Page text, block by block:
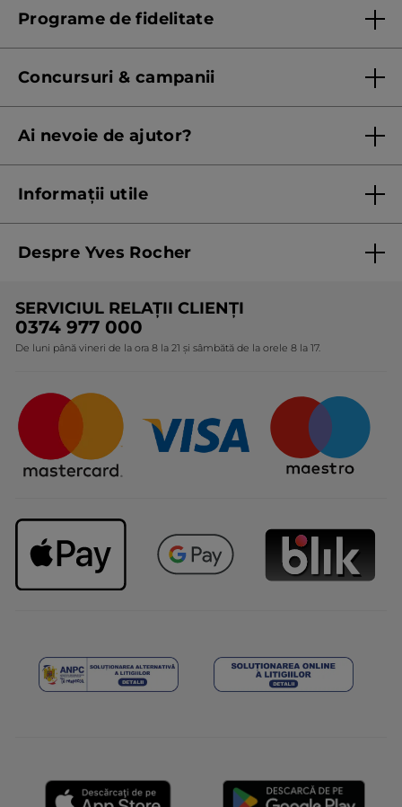
Programe de fidelitate
Concursuri & campanii
Listă prețuri standard
Ai nevoie de ajutor?
Informații utile
Termeni și condiții pentru vanzarea la distanță a
Politica de confidențialitate
Protecția Consumatorilor - A.N.P.C.
Despre Yves Rocher
Expertiza noastră botanică
Angajamentele noastre
Întrebări frecvente
SERVICIUL RELAȚII CLIENȚI
0374 977 000
De luni până vineri de la ora 8 la 21 și sâmbătă de la orele 8 la 17.